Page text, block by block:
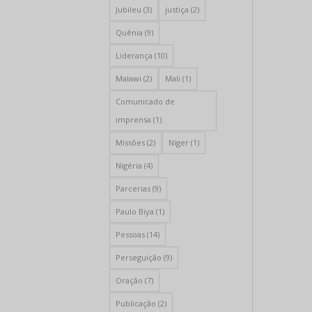
Jubileu (3) justiça (2)
Quênia (9)
Liderança (10)
Malawi (2) Mali (1)
Comunicado de
imprensa (1)
Missões (2) Níger (1)
Nigéria (4)
Parcerias (9)
Paulo Biya (1)
Pessoas (14)
Perseguição (9)
Oração (7)
Publicação (2)